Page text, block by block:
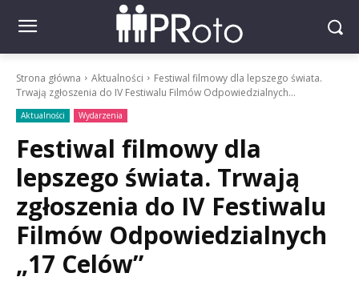
Strona główna Aktualności
Festiwal filmowy dla lepszego świata.
Trwają zgłoszenia do IV Festiwalu Filmów Odpowiedzialnych...
Aktualności Wydarzenia
Festiwal filmowy dla
lepszego świata. Trwają
zgłoszenia do IV Festiwalu
Filmów Odpowiedzialnych
„17 Celów”